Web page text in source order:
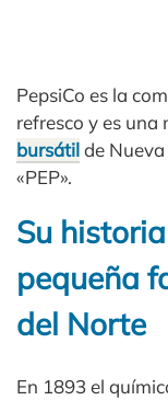
PepsiCo es la
refresco y es una
bursátilde Nueva
«PEP».
Su
pequeña
del Norte
En 1893 el